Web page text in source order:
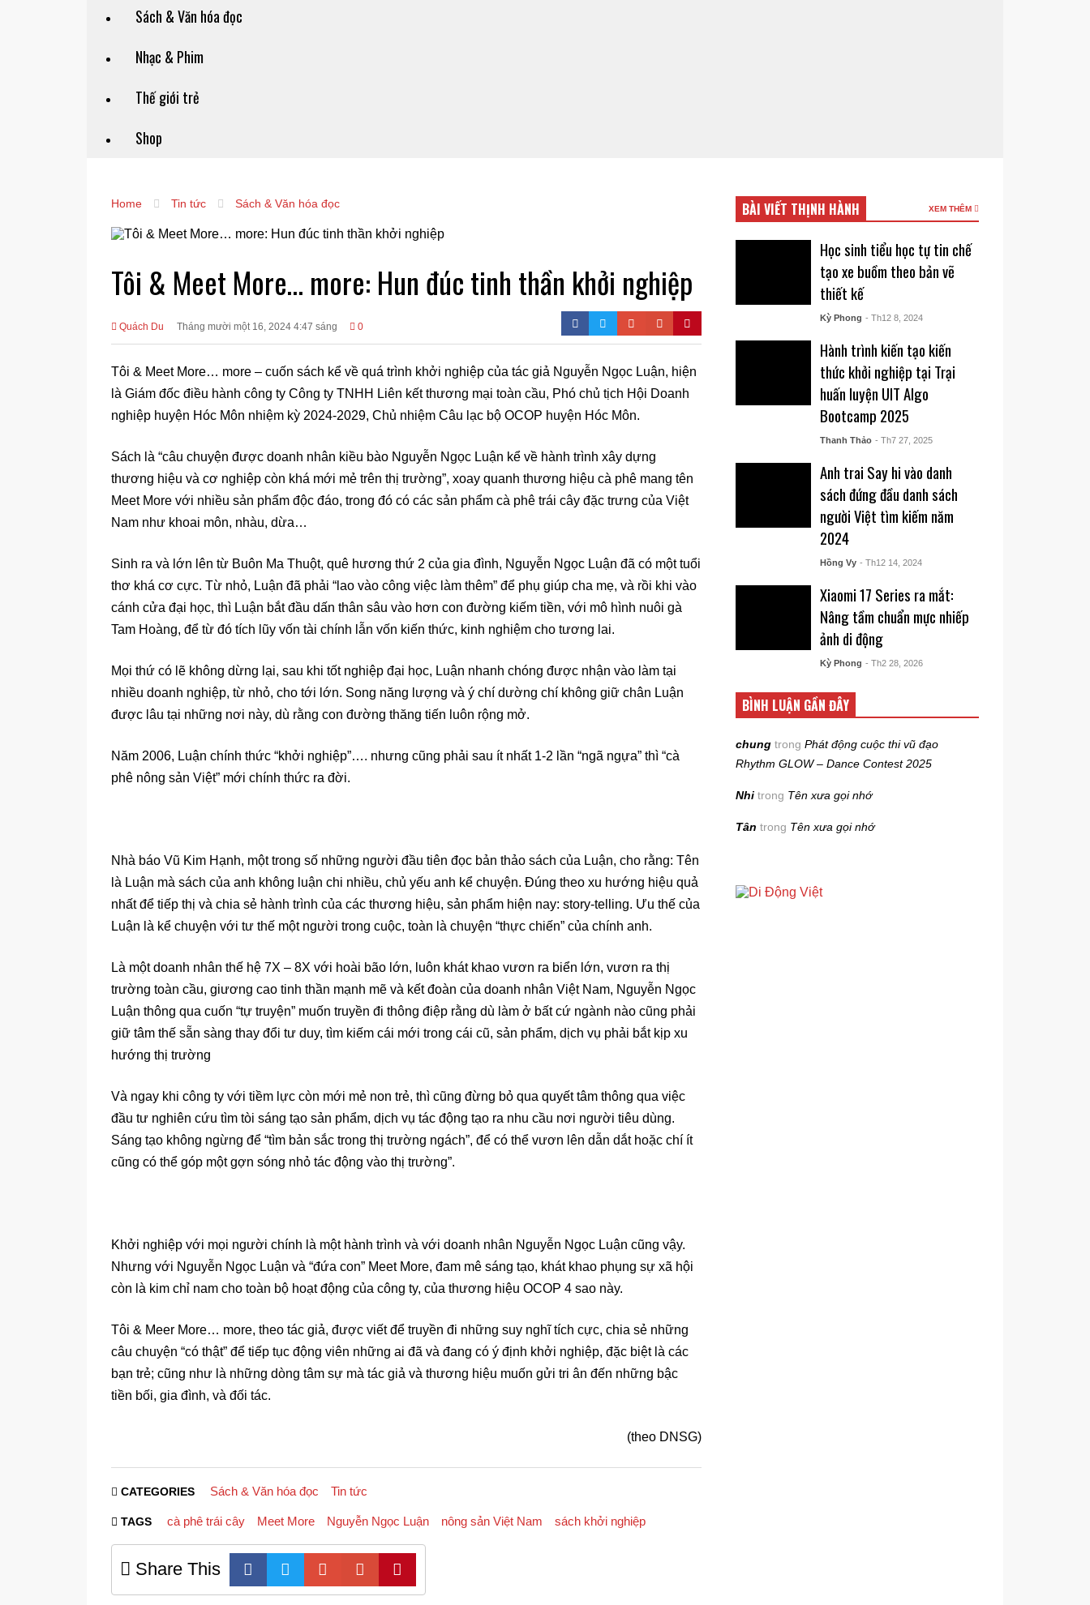
Sách & Văn hóa đọc
Nhạc & Phim
Thế giới trẻ
Shop
Home Tin tức Sách & Văn hóa đọc
Tôi & Meet More… more: Hun đúc tinh thần khởi nghiệp
Quách Du Tháng mười một 16, 2024 4:47 sáng 0
Tôi & Meet More… more – cuốn sách kể về quá trình khởi nghiệp của tác giả Nguyễn Ngọc Luận, hiện
là Giám đốc điều hành công ty Công ty TNHH Liên kết thương mại toàn cầu, Phó chủ tịch Hội Doanh
nghiệp huyện Hóc Môn nhiệm kỳ 2024-2029, Chủ nhiệm Câu lạc bộ OCOP huyện Hóc Môn.
Sách là “câu chuyện được doanh nhân kiều bào Nguyễn Ngọc Luận kể về hành trình xây dựng
thương hiệu và cơ nghiệp còn khá mới mẻ trên thị trường”, xoay quanh thương hiệu cà phê mang tên
Meet More với nhiều sản phẩm độc đáo, trong đó có các sản phẩm cà phê trái cây đặc trưng của Việt
Nam như khoai môn, nhàu, dừa…
Sinh ra và lớn lên từ Buôn Ma Thuột, quê hương thứ 2 của gia đình, Nguyễn Ngọc Luận đã có một tuổi
thơ khá cơ cực. Từ nhỏ, Luận đã phải “lao vào công việc làm thêm” để phụ giúp cha mẹ, và rồi khi vào
cánh cửa đại học, thì Luận bắt đầu dấn thân sâu vào hơn con đường kiếm tiền, với mô hình nuôi gà
Tam Hoàng, để từ đó tích lũy vốn tài chính lẫn vốn kiến thức, kinh nghiệm cho tương lai.
Mọi thứ có lẽ không dừng lại, sau khi tốt nghiệp đại học, Luận nhanh chóng được nhận vào làm tại
nhiều doanh nghiệp, từ nhỏ, cho tới lớn. Song năng lượng và ý chí dường chí không giữ chân Luận
được lâu tại những nơi này, dù rằng con đường thăng tiến luôn rộng mở.
Năm 2006, Luận chính thức “khởi nghiệp”…. nhưng cũng phải sau ít nhất 1-2 lần “ngã ngựa” thì “cà
phê nông sản Việt” mới chính thức ra đời.
Nhà báo Vũ Kim Hạnh, một trong số những người đầu tiên đọc bản thảo sách của Luận, cho rằng: Tên
là Luận mà sách của anh không luận chi nhiều, chủ yếu anh kể chuyện. Đúng theo xu hướng hiệu quả
nhất để tiếp thị và chia sẻ hành trình của các thương hiệu, sản phẩm hiện nay: story-telling. Ưu thế của
Luận là kể chuyện với tư thế một người trong cuộc, toàn là chuyện “thực chiến” của chính anh.
Là một doanh nhân thế hệ 7X – 8X với hoài bão lớn, luôn khát khao vươn ra biển lớn, vươn ra thị
trường toàn cầu, giương cao tinh thần mạnh mẽ và kết đoàn của doanh nhân Việt Nam, Nguyễn Ngọc
Luận thông qua cuốn “tự truyện” muốn truyền đi thông điệp rằng dù làm ở bất cứ ngành nào cũng phải
giữ tâm thế sẵn sàng thay đổi tư duy, tìm kiếm cái mới trong cái cũ, sản phẩm, dịch vụ phải bắt kịp xu
hướng thị trường
Và ngay khi công ty với tiềm lực còn mới mẻ non trẻ, thì cũng đừng bỏ qua quyết tâm thông qua việc
đầu tư nghiên cứu tìm tòi sáng tạo sản phẩm, dịch vụ tác động tạo ra nhu cầu nơi người tiêu dùng.
Sáng tạo không ngừng để “tìm bản sắc trong thị trường ngách”, để có thể vươn lên dẫn dắt hoặc chí ít
cũng có thể góp một gợn sóng nhỏ tác động vào thị trường”.
Khởi nghiệp với mọi người chính là một hành trình và với doanh nhân Nguyễn Ngọc Luận cũng vậy.
Nhưng với Nguyễn Ngọc Luận và “đứa con” Meet More, đam mê sáng tạo, khát khao phụng sự xã hội
còn là kim chỉ nam cho toàn bộ hoạt động của công ty, của thương hiệu OCOP 4 sao này.
Tôi & Meer More… more, theo tác giả, được viết để truyền đi những suy nghĩ tích cực, chia sẻ những
câu chuyện “có thật” để tiếp tục động viên những ai đã và đang có ý định khởi nghiệp, đặc biệt là các
bạn trẻ; cũng như là những dòng tâm sự mà tác giả và thương hiệu muốn gửi tri ân đến những bậc
tiền bối, gia đình, và đối tác.
(theo DNSG)
CATEGORIES Sách & Văn hóa đọc Tin tức
TAGS cà phê trái cây Meet More Nguyễn Ngọc Luận nông sản Việt Nam sách khởi nghiệp
Share This
BÀI VIẾT THỊNH HÀNH XEM THÊM
Học sinh tiểu học tự tin chế
tạo xe buồm theo bản vẽ
thiết kế
Kỳ Phong - Th12 8, 2024
Hành trình kiến tạo kiến
thức khởi nghiệp tại Trại
huấn luyện UIT AIgo
Bootcamp 2025
Thanh Thảo - Th7 27, 2025
Anh trai Say hi vào danh
sách đứng đầu danh sách
người Việt tìm kiếm năm
2024
Hồng Vy - Th12 14, 2024
Xiaomi 17 Series ra mắt:
Nâng tầm chuẩn mực nhiếp
ảnh di động
Kỳ Phong - Th2 28, 2026
BÌNH LUẬN GẦN ĐÂY
chung trongPhát động cuộc thi vũ đạo
Rhythm GLOW – Dance Contest 2025
Nhi trong Tên xưa gọi nhớ
Tân trong Tên xưa gọi nhớ